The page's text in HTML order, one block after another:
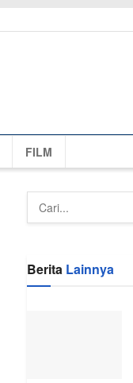
FILM
Berita Lainnya